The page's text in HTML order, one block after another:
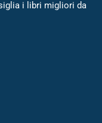
i libri migliori da